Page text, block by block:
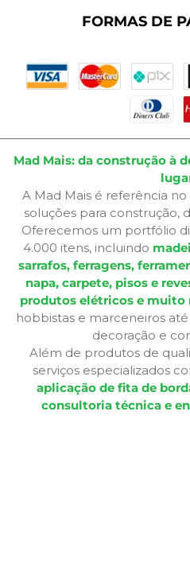
Plano de CorteFORMAS DE
Mad Mais: da construção à
A Mad Mais é referência
soluções para construção,
Oferecemos um portfólio
4.000 itens, incluindo
sarrafos, ferragens,
napa, carpete, pisos e
produtos elétricos e muito
hobbistas e marceneiros
decoração e
Além de produtos de
serviços especializados
aplicação de fita de
consultoria técnica e